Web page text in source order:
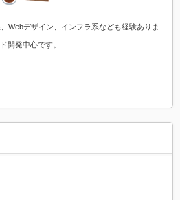
Webデザイン、インフラ系なども経験ありま
開発中心です。